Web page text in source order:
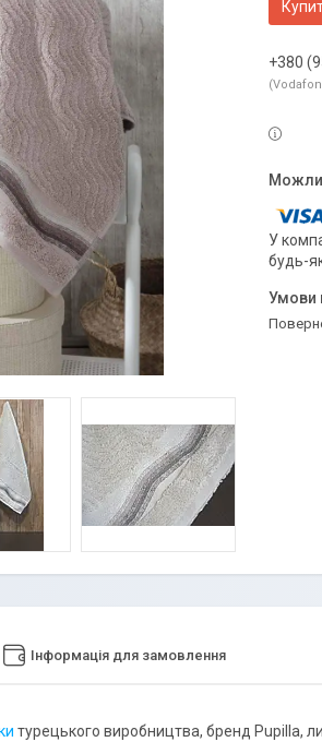
+380
У
будь-
Інформація для замовлення
турецького виробництва, бренд Pupilla,